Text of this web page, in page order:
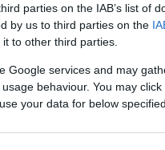
parties on the IAB’s list of
by us to third parties on the
to other third parties.
Google services and may
behaviour. You may
your data for below
μεταστατικό
(ADCs),
πλέον σε
μακροπρόθεσμα